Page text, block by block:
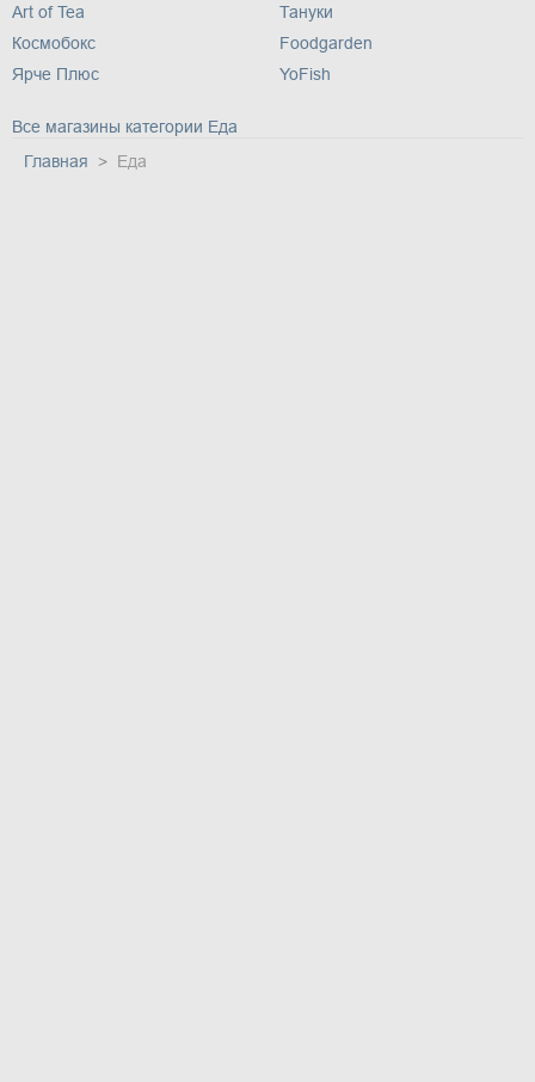
Art of Tea
Космобокс
Ярче Плюс
Тануки
Foodgarden
YoFish
Все магазины категории Еда
Главная
Еда